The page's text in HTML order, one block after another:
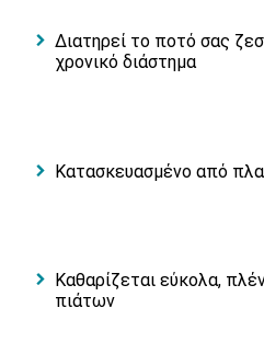
Διατηρεί το ποτό σας
χρονικό διάστημα
Κατασκευασμένο από
Καθαρίζεται εύκολα,
πιάτων